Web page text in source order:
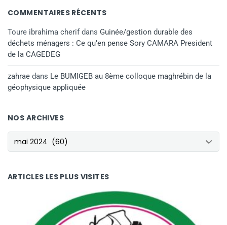
COMMENTAIRES RÉCENTS
Toure ibrahima cherifdans Guinée/gestion durable des
déchets ménagers : Ce qu’en pense Sory CAMARA President
de la CAGEDEG
zahrae dans Le BUMIGEB au 8ème colloque maghrébin de la
géophysique appliquée
NOS ARCHIVES
NOS ARCHIVES
ARTICLES LES PLUS VISITES